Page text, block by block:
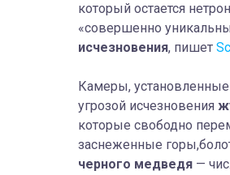
который остается
«совершенно
исчезновения, пишет
Камеры,
угрозой исчезновения
которые свободно
заснеженные
черного медведя —